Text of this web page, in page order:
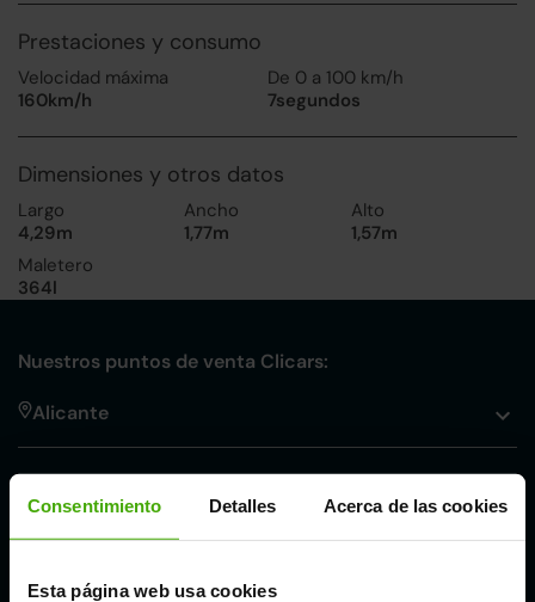
Consentimiento Detalles Acerca de las cookies
Esta página web usa cookies
Prestaciones y consumo
Velocidad máxima
160km/h
De 0 a 100 km/h
7segundos
Dimensiones y otros datos
Largo
4,29m
Ancho
1,77m
Alto
1,57m
Maletero
364l
Nuestros puntos de venta Clicars:
Alicante